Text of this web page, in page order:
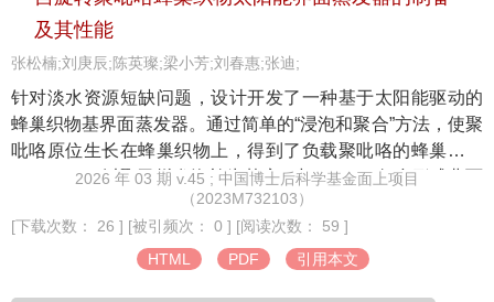
升温至78℃即取出干燥，所得编织管的水溶PVA纤维残留率
为35.0%，管壁孔隙率为78.4%，所得编织管的径向载荷最大
值为38 N，滤棒硬挺度明显优于聚乳酸（PLA）薄片降温
段，且编织管不易脱散；与聚乳酸薄片滤棒样烟相比，编织
管滤棒样烟的最高气溶胶温度为48.1℃，下降了2.9℃，抽吸
后的平均吸阻为65.6 Pa，下降了58.2%，气溶胶中总粒相
物、水分、烟碱、甘油释放量分别增加了25%、17%、
58%、106%，有效改善了加热卷烟的抽吸体验。
及其性能
张松楠;刘庚辰;陈英璨;梁小芳;刘春惠;张迪;
针对淡水资源短缺问题，设计开发了一种基于太阳能驱动的
蜂巢织物基界面蒸发器。通过简单的“浸泡和聚合”方法，使聚
吡咯原位生长在蜂巢织物上，得到了负载聚吡咯的蜂巢织物
(PPy-HF)；以聚乙烯发泡棉为基底，与PPy-HF复合形成曲面
蒸发器(CS-PPy-HF)，并研究了其光热转换和水蒸发性能。
结果表明：PPy-HF在280～3 500 nm波长范围内吸光率达
98%，可达到68℃的平衡温度；自旋转曲面结构蒸发器(CS-
2026 年 03 期 v.45 ; 中国博士后科学基金面上项目
（2023M732103）
[下载次数： 26 ] [被引频次： 0 ] [阅读次数： 59 ]
HTML
PDF 引用本文